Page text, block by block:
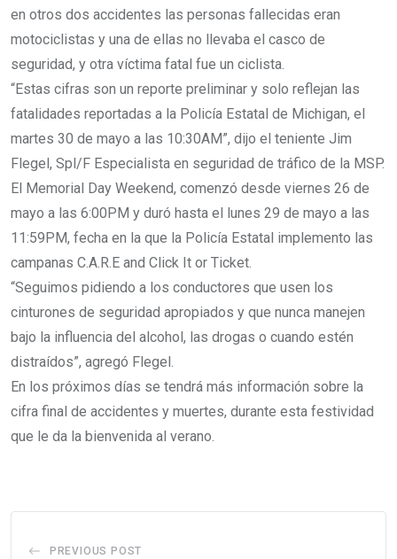
en otros dos accidentes las personas fallecidas eran
motociclistas y una de ellas no llevaba el casco de
seguridad, y otra víctima fatal fue un ciclista.
“Estas cifras son un reporte preliminar y solo reflejan las
fatalidades reportadas a la Policía Estatal de Michigan, el
martes 30 de mayo a las 10:30AM”, dijo el teniente Jim
Flegel, Spl/F Especialista en seguridad de tráfico de la MSP.
El Memorial Day Weekend, comenzó desde viernes 26 de
mayo a las 6:00PM y duró hasta el lunes 29 de mayo a las
11:59PM, fecha en la que la Policía Estatal implemento las
campanas C.A.R.E and Click It or Ticket.
“Seguimos pidiendo a los conductores que usen los
cinturones de seguridad apropiados y que nunca manejen
bajo la influencia del alcohol, las drogas o cuando estén
distraídos”, agregó Flegel.
En los próximos días se tendrá más información sobre la
cifra final de accidentes y muertes, durante esta festividad
que le da la bienvenida al verano.
PREVIOUS POST